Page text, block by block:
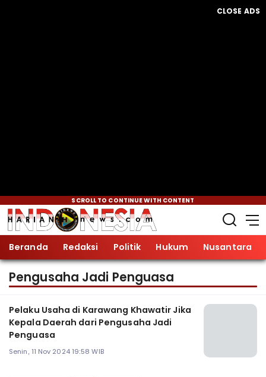
CLOSE ADS
SCROLL TO CONTINUE WITH CONTENT
Beranda Redaksi Politik Hukum Nusantara
Pengusaha Jadi Penguasa
Pelaku Usaha di Karawang Khawatir Jika
Kepala Daerah dari Pengusaha Jadi
Penguasa
Senin, 11 Nov 2024 19:58 WIB